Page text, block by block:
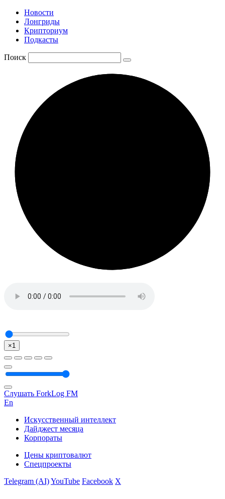
Новости
Лонгриды
Крипториум
Подкасты
Поиск
×1
Слушать ForkLog FM
En
Искусственный интеллект
Дайджест месяца
Корпораты
Цены криптовалют
Спецпроекты
Telegram (AI)YouTube Facebook X